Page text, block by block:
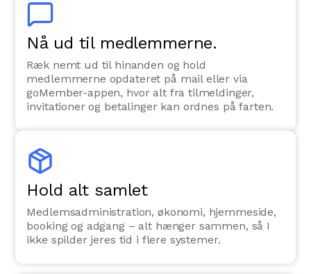
Nå ud til medlemmerne.
Ræk nemt ud til hinanden og hold
medlemmerne opdateret på mail eller via
goMember-appen, hvor alt fra tilmeldinger,
invitationer og betalinger kan ordnes på farten.
Hold alt samlet
Medlemsadministration, økonomi, hjemmeside,
booking og adgang – alt hænger sammen, så I
ikke spilder jeres tid i flere systemer.